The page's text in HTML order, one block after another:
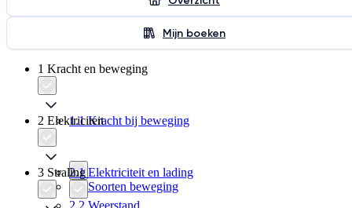
Mijn boeken
1 Kracht en beweging
1.1 Kracht bij beweging
1.2 Soorten beweging
2 Elektriciteit
2.1 Elektriciteit en lading
3 Straling